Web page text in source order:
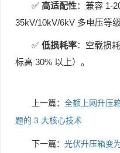
✅ 高适配性：兼容 1-
35kV/10kV/6kV 多电压等级
✅ 低损耗率：空载损
标高 30% 以上）。
上一篇： 全额上网升压
题的 3 大核心技术
下一篇： 光伏升压箱变